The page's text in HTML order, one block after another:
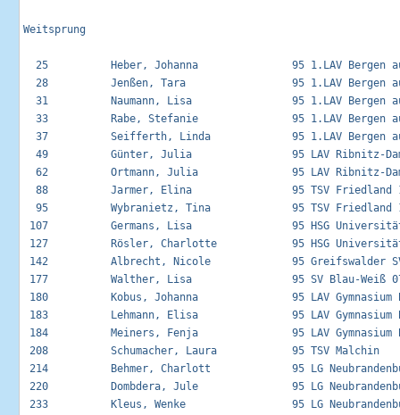
Weitsprung
25          Heber, Johanna               95 1.LAV
28          Jenßen, Tara                 95 1.LAV
31          Naumann, Lisa                95 1.LAV
33          Rabe, Stefanie               95 1.LAV
37          Seifferth, Linda             95 1.LAV
49          Günter, Julia                95 LAV
62          Ortmann, Julia               95 LAV
88          Jarmer, Elina                95 TSV
95          Wybranietz, Tina             95 TSV
107          Germans, Lisa                95 HSG
127          Rösler, Charlotte            95 HSG
142          Albrecht, Nicole             95
177          Walther, Lisa                95 SV Blau-
180          Kobus, Johanna               95 LAV
183          Lehmann, Elisa               95 LAV
184          Meiners, Fenja               95 LAV
208          Schumacher, Laura            95
214          Behmer, Charlott             95 LG
220          Dombdera, Jule               95 LG
233          Kleus, Wenke                 95 LG